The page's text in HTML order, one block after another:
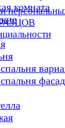
комната